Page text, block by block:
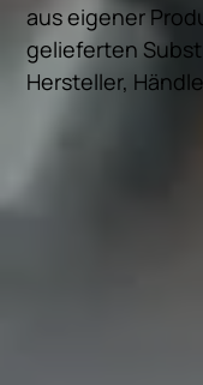
aus eigener
gelieferten
Hersteller,